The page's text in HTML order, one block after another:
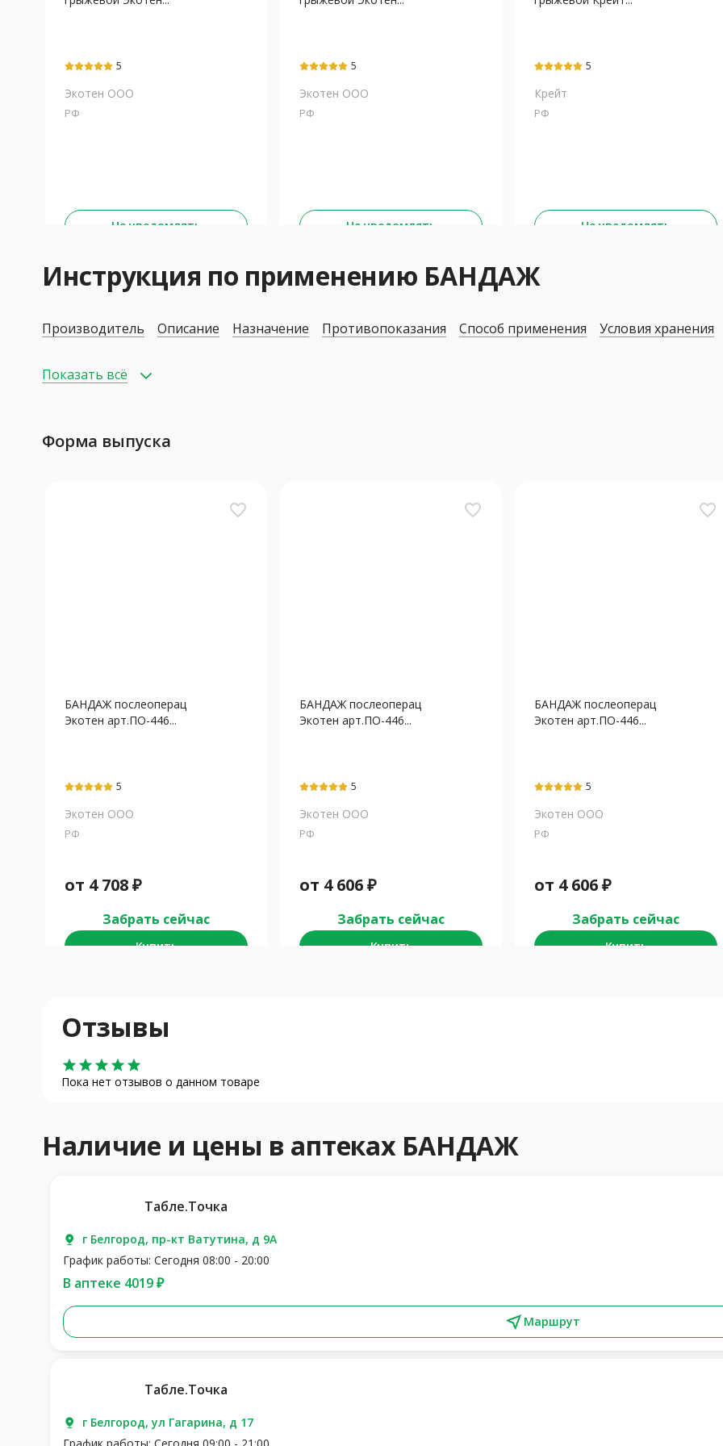
5
Экотен ООО
РФ
Не уведомлять
5
Экотен ООО
РФ
Не уведомлять
5
Крейт
РФ
Не уведомлять
Инструкция по применению БАНДАЖ
Производитель Описание Назначение Противопоказания Способ применения Условия хранения
Показать всё
Форма выпуска
favorite_border
БАНДАЖ послеоперац
Экотен арт.ПО-446...
5
Экотен ООО
РФ
от 4 708₽
Забрать сейчас
Купить
favorite_border
БАНДАЖ послеоперац
Экотен арт.ПО-446...
5
Экотен ООО
РФ
от 4 606₽
Забрать сейчас
Купить
favorite_border
БАНДАЖ послеоперац
Экотен арт.ПО-446...
5
Экотен ООО
РФ
от 4 606₽
Забрать сейчас
Купить
Отзывы
star star star star star
Пока нет отзывов о данном товаре
Наличие и цены в аптеках БАНДАЖ
Табле.Точка
г Белгород, пр-кт Ватутина, д 9А
График работы: Сегодня 08:00 - 20:00
В аптеке 4019 ₽
Маршрут
Табле.Точка
г Белгород, ул Гагарина, д 17